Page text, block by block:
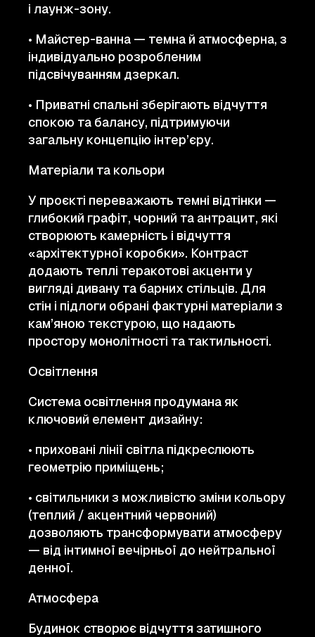
і лаунж-зону.
• Майстер-ванна — темна й атмосферна, з
індивідуально розробленим
підсвічуванням дзеркал.
• Приватні спальні зберігають відчуття
спокою та балансу, підтримуючи
загальну концепцію інтер’єру.
Матеріали та кольори
У проєкті переважають темні відтінки —
глибокий графіт, чорний та антрацит, які
створюють камерність і відчуття
«архітектурної коробки». Контраст
додають теплі теракотові акценти у
вигляді дивану та барних стільців. Для
стін і підлоги обрані фактурні матеріали з
кам’яною текстурою, що надають
простору монолітності та тактильності.
Освітлення
Система освітлення продумана як
ключовий елемент дизайну:
• приховані лінії світла підкреслюють
геометрію приміщень;
• світильники з можливістю зміни кольору
(теплий / акцентний червоний)
дозволяють трансформувати атмосферу
— від інтимної вечірньої до нейтральної
денної.
Атмосфера
Будинок створює відчуття затишного